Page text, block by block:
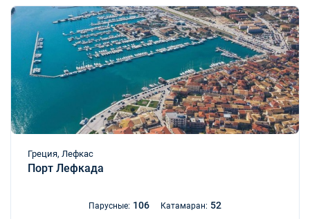
Греция, Лефкас
Порт Лефкада
Парусные: 106 Катамаран: 52